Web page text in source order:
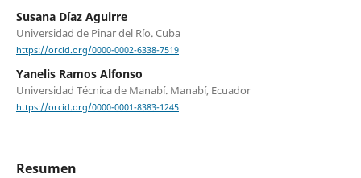
Susana Díaz Aguirre
Universidad de Pinar del Río. Cuba
https://orcid.org/0000-0002-6338-7519
Yanelis Ramos Alfonso
Universidad Técnica de Manabí. Manabí, Ecuador
https://orcid.org/0000-0001-8383-1245
Resumen